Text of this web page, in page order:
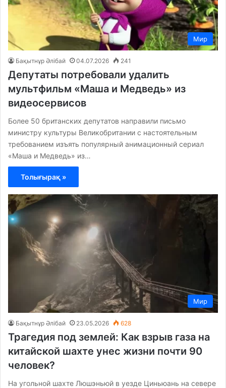
Мир
Бақытнұр Әлібай 04.07.2026 241
Депутаты потребовали удалить
мультфильм «Маша и Медведь» из
видеосервисов
Более 50 британских депутатов направили письмо
министру культуры Великобритании с настоятельным
требованием изъять популярный анимационный сериал
«Маша и Медведь» из…
Толығырақ »
Мир
Бақытнұр Әлібай 23.05.2026 628
Трагедия под землей: Как взрыв газа на
китайской шахте унес жизни почти 90
человек?
На угольной шахте Люшэньюй в уезде Циньюань на севере